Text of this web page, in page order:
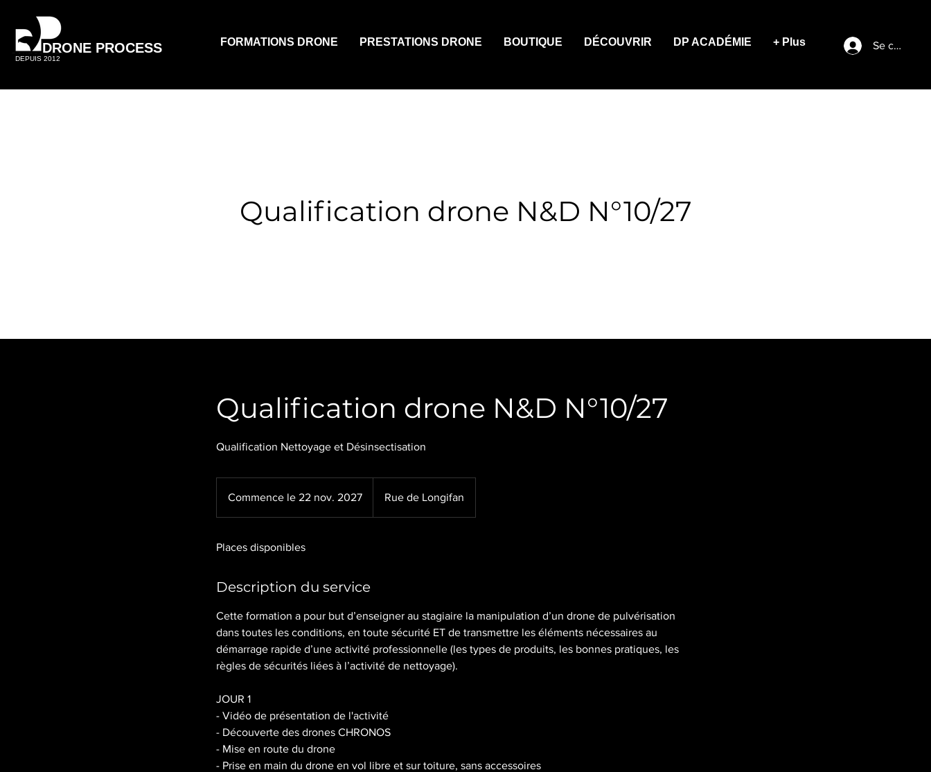
DRONE PROCESS
DEPUIS 2012
FORMATIONS DRONE PRESTATIONS DRONE BOUTIQUE DÉCOUVRIR DP ACADÉMIE + Plus Se
Qualification drone N&D N°10/27
Qualification drone N&D N°10/27
Qualification Nettoyage et Désinsectisation
Commence le 22 nov. 2027
e
l
e
2
o
v
2
Rue de Longifan
Places disponibles
Description du service
Cette formation a pour but d’enseigner au stagiaire la manipulation d’un drone de pulvérisation
dans toutes les conditions, en toute sécurité ET de transmettre les éléments nécessaires au
démarrage rapide d’une activité professionnelle (les types de produits, les bonnes pratiques, les
règles de sécurités liées à l’activité de nettoyage).
JOUR 1
- Vidéo de présentation de l'activité
- Découverte des drones CHRONOS
- Mise en route du drone
- Prise en main du drone en vol libre et sur toiture, sans accessoires